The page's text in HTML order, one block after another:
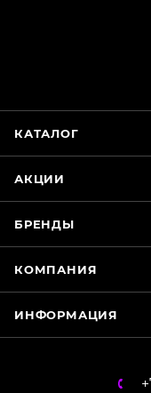
КАТАЛОГ
АКЦИИ
БРЕНДЫ
КОМПАНИЯ
ИНФОРМАЦИЯ
WhatsApp